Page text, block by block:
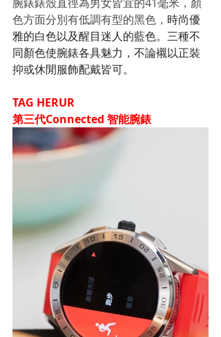
色方面分別有低調有型的黑色， 時尚優
雅的白色以及醒目迷人的藍色。三種不
同顏色使腕錶各具魅力，不論襯以正裝
抑或休閒服飾配戴皆可。
TAG HERUR
第三代Connected 智能腕錶